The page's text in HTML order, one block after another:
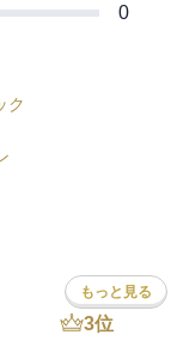
0
ク
もっと見る
3位